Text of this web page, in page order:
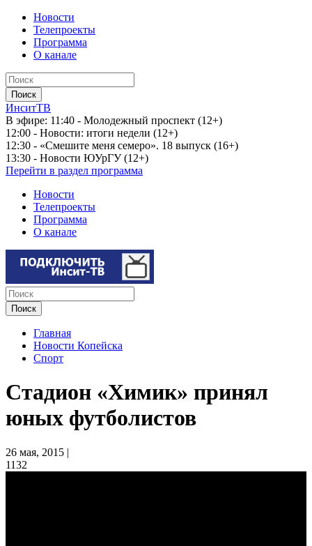
Новости
Телепроекты
Программа
О канале
ИнситТВ
В эфире: 11:40 - Молодежный проспект (12+)
12:00 - Новости: итоги недели (12+)
12:30 - «Смешите меня семеро». 18 выпуск (16+)
13:30 - Новости ЮУрГУ (12+)
Перейти в раздел программа
Новости
Телепроекты
Программа
О канале
Главная
Новости Копейска
Спорт
Стадион «Химик» принял
юных футболистов
26 мая, 2015 |
1132